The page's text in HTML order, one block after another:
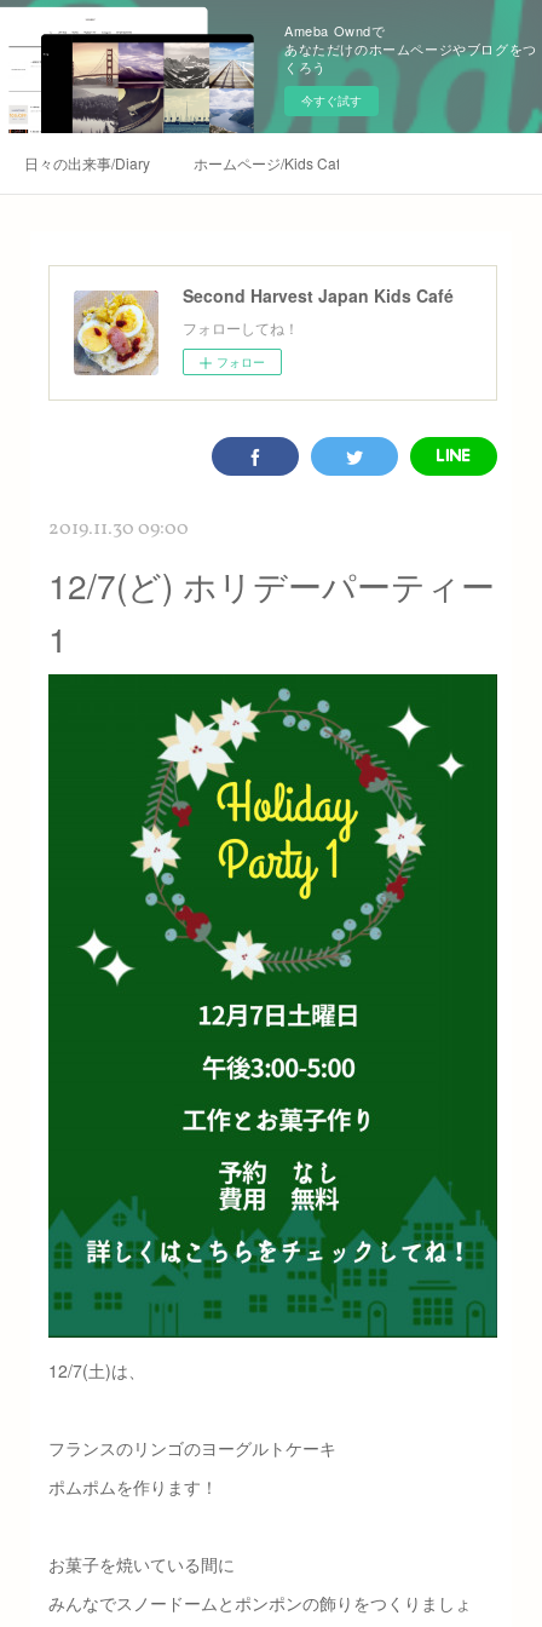
Ameba Owndで
あなただけのホームページやブログをつ
くろう
今すぐ試す
日々の出来事/Diary ホームページ/Kids Café Homepage
Second Harvest Japan Kids Café
フォローしてね！
フォロー
2019.11.30 09:00
12/7(ど) ホリデーパーティー
1
12/7(土)は、
フランスのリンゴのヨーグルトケーキ
ポムポムを作ります！
お菓子を焼いている間に
みんなでスノードームとポンポンの飾りをつくりましょ